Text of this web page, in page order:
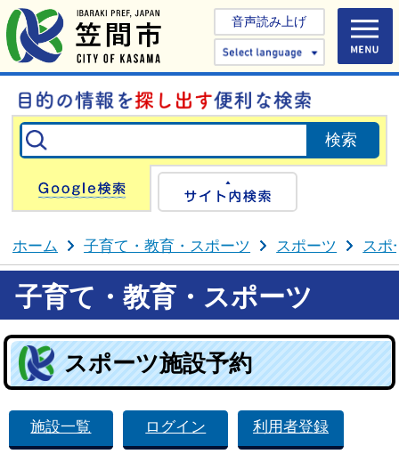
音声読み上げ
Select
Google検索
ホーム 子育て・教育・スポーツ スポーツ スポ
子育て・教育・スポーツ
スポーツ施設予約
施設一覧 ログイン 利用者登録